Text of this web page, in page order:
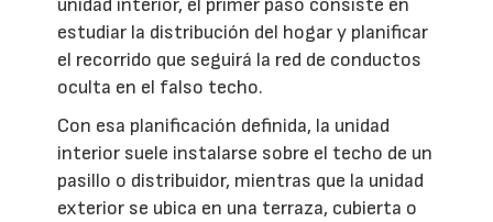
unidad interior, el primer paso consiste en
estudiar la distribución del hogar y planificar
el recorrido que seguirá la red de conductos
oculta en el falso techo.
Con esa planificación definida, la unidad
interior suele instalarse sobre el techo de un
pasillo o distribuidor, mientras que la unidad
exterior se ubica en una terraza, cubierta o